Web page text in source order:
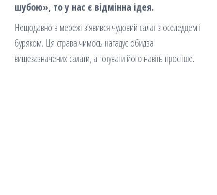
шубою», то у нас є відмінна ідея.
Нещодавно в мережі з’явився чудовий салат з оселедцем і
буряком. Ця страва чимось нагадує обидва
вищезазначених салати, а готувати його навіть простіше.